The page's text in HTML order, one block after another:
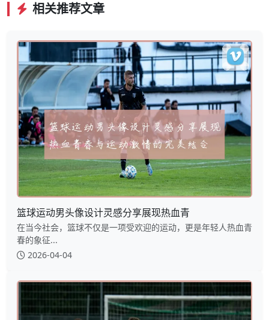
相关推荐文章
篮球运动男头像设计灵感分享展现热血青
在当今社会，篮球不仅是一项受欢迎的运动，更是年轻人热血青
春的象征...
2026-04-04